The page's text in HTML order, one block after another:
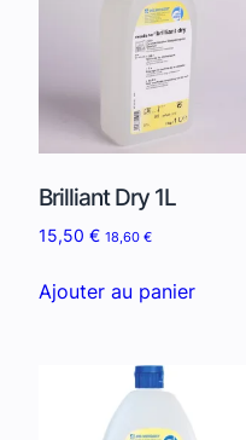
Brilliant Dry 1L
15,50 € 18,60 €
Ajouter au panier